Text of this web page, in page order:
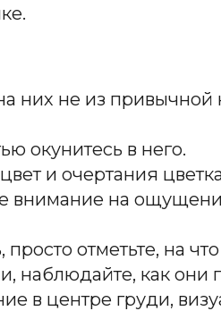
них не из привычной
окунитесь в него.
и очертания
внимание на
просто отметьте, на
наблюдайте, как они
в центре груди,